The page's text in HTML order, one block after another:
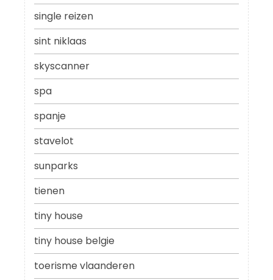
single reizen
sint niklaas
skyscanner
spa
spanje
stavelot
sunparks
tienen
tiny house
tiny house belgie
toerisme vlaanderen